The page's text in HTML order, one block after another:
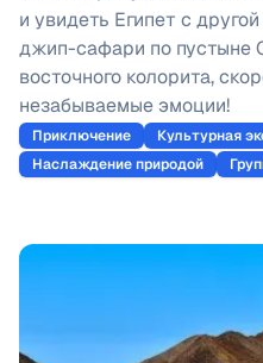
и увидеть Египет с
джип-сафари по пустыне
восточного колорита,
незабываемые эмоции!
Приключение
Культурная
Наслаждение природой